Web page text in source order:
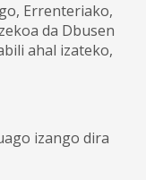
Errenteriako,
da Dbusen
ahal izateko,
izango dira